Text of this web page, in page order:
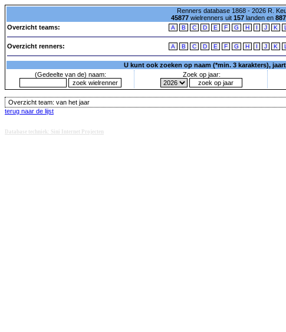
Renners database 1868 - 2026 R.
45877wielrenners uit 157landen en
Overzicht teams:
A B C D E F G H I J K L
Overzicht renners: A B C D E F G H I J K L
U kunt ook zoeken op naam (*min. 3 karakters),
(Gedeelte van de) naam:
Zoek op jaar:
Overzicht team: van het jaar
terug naar de lijst
Database techniek: Sini Internet Projecten